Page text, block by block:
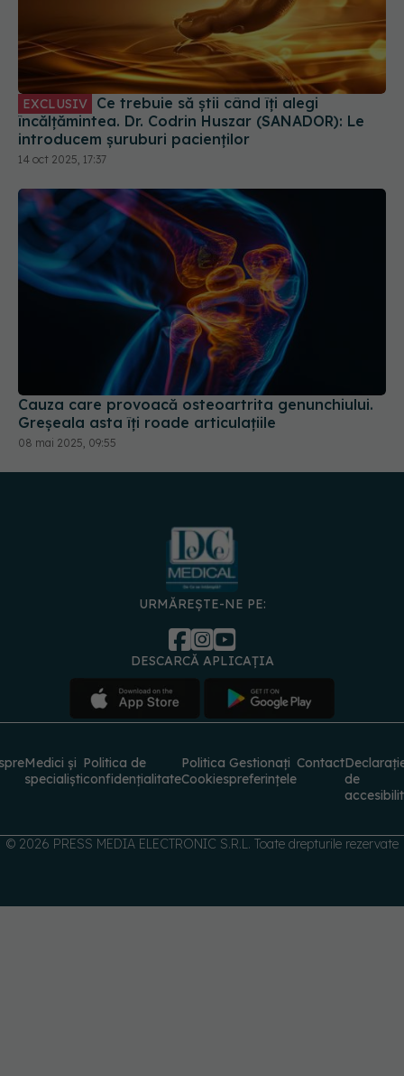
EXCLUSIV Ce trebuie să știi când îți alegi
încălțămintea. Dr. Codrin Huszar (SANADOR): Le
introducem șuruburi pacienților
14 oct 2025, 17:37
Cauza care provoacă osteoartrita genunchiului.
Greșeala asta îți roade articulațiile
08 mai 2025, 09:55
URMĂREȘTE-NE PE:
DESCARCĂ APLICAȚIA
Medici și
Politica de
Politica
Gestionați
Contact
© 2026 PRESS MEDIA ELECTRONIC S.R.L. Toate drepturile rezervate